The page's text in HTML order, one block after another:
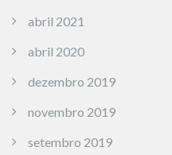
abril 2021
abril 2020
dezembro 2019
novembro 2019
setembro 2019